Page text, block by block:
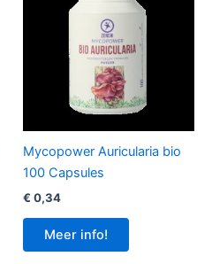
Mycopower Auricularia bio
100 Capsules
€ 0,34
Meer info!